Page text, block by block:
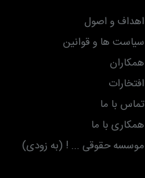
اهداف و اصول
سیاست ها و قوانین
همکاران
افتخارات
تماس با ما
همکاری با ما
موسسه حقوقی ... ! (به زودی)